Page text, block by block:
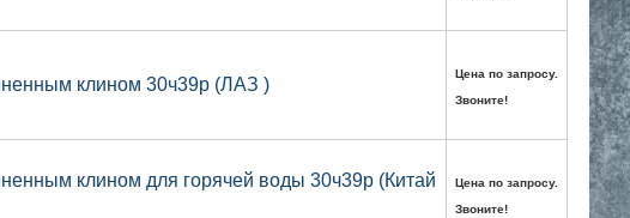
клином 30ч39р (ЛАЗ )
Цена по запросу.
Звоните!
клином для горячей воды 30ч39р (Китай
Цена по запросу.
Звоните!